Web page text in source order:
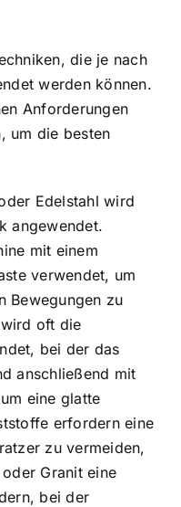
die je nach
werden können.
Anforderungen
um die besten
Edelstahl wird
angewendet.
mit einem
verwendet, um
Bewegungen zu
oft die
bei der das
anschließend mit
eine glatte
erfordern eine
zu vermeiden,
Granit eine
bei der